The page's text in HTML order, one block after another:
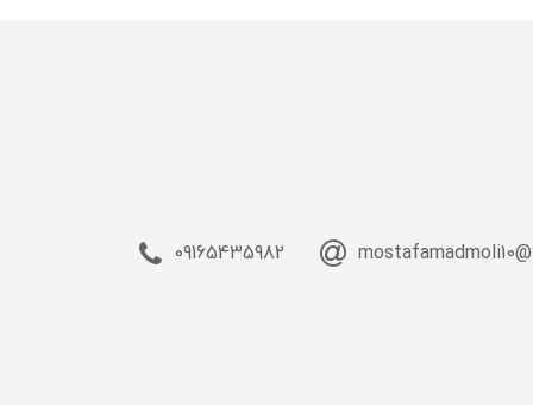
09165435982